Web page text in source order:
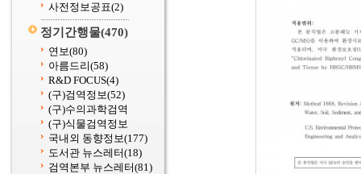
사전정보공표(2)
정기간행물(470)
연보(80)
아름드리(58)
R&D FOCUS(4)
(구)검역정보(52)
(구)수의과학검역
(구)식물검역정보
국내외 동향정보(177)
도서관 뉴스레터(18)
검역본부 뉴스레터(81)